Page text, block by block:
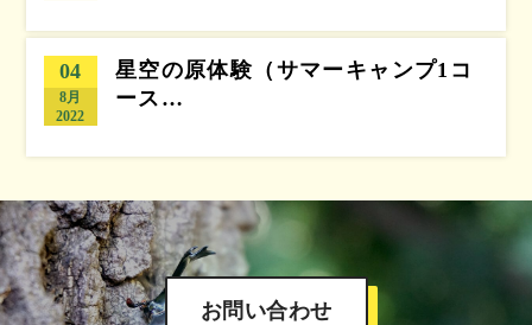
04
8月
2022
星空の原体験（サマーキャンプ1コ
ース…
お問い合わせ